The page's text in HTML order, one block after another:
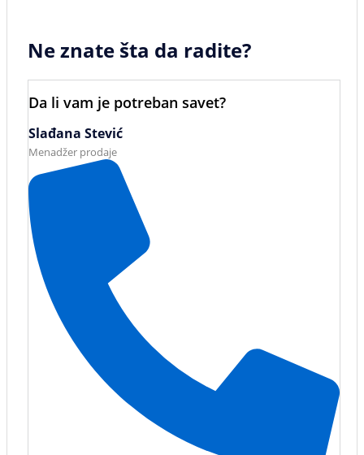
Ne znate šta da radite?
Da li vam je potreban savet?
Slađana Stević
Menadžer prodaje